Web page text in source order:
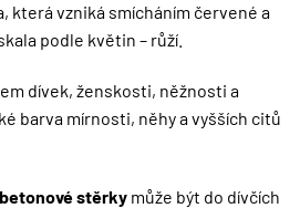
která vzniká smícháním červené a
podle květin – růží.
dívek, ženskosti, něžnosti a
barva mírnosti, něhy a vyšších citů
stěrky může být do dívčích